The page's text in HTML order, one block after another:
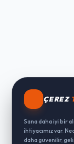
ÇEREZ
Sana daha iyi bir
ihtiyacımız var.
daha güvenilir,